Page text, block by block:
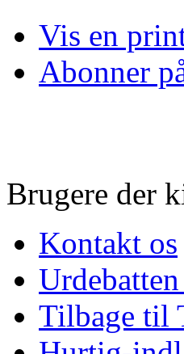
Vis en
Abonner
Brugere der
Kontakt os
Tilbage til